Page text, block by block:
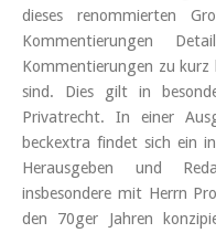
dieses renommierten
Kommentierungen
Kommentierungen zu
sind. Dies gilt in
Privatrecht. In einer
beckextra findet sich ein
Herausgeben und
insbesondere mit Herrn
den 70ger Jahren